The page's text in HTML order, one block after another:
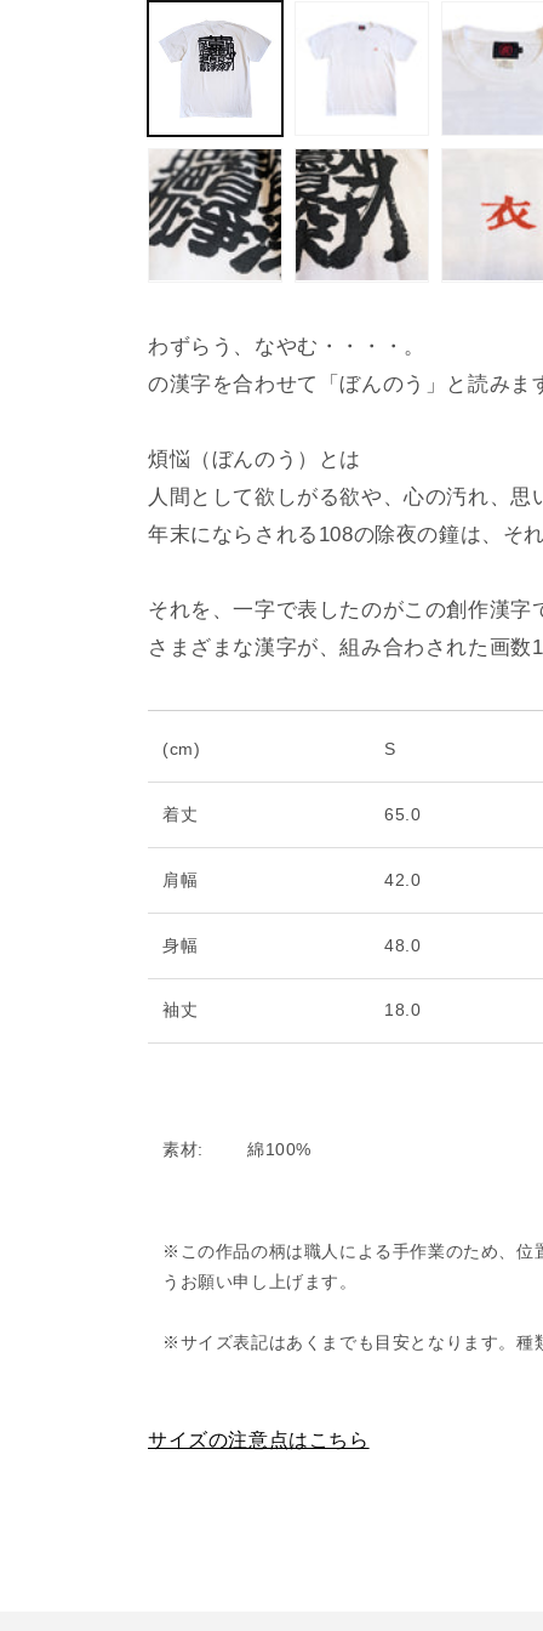
ー
ィ
(1)
を
開
く
わずらう、なやむ・・・・。
の漢字を合わせて「ぼんのう」と読みま
煩悩（ぼんのう）とは
人間として欲しがる欲や、心の汚れ、
年末にならされる108の除夜の鐘は、そ
それを、一字で表したのがこの創作漢字
さまざまな漢字が、組み合わされた画数
(cm) S
着丈 65.0
肩幅 42.0
身幅 48.0
袖丈 18.0
素材: 綿100%
※この作品の柄は職人による手作業のため、位
うお願い申し上げます。
※サイズ表記はあくまでも目安となります。種
サイズの注意点はこちら